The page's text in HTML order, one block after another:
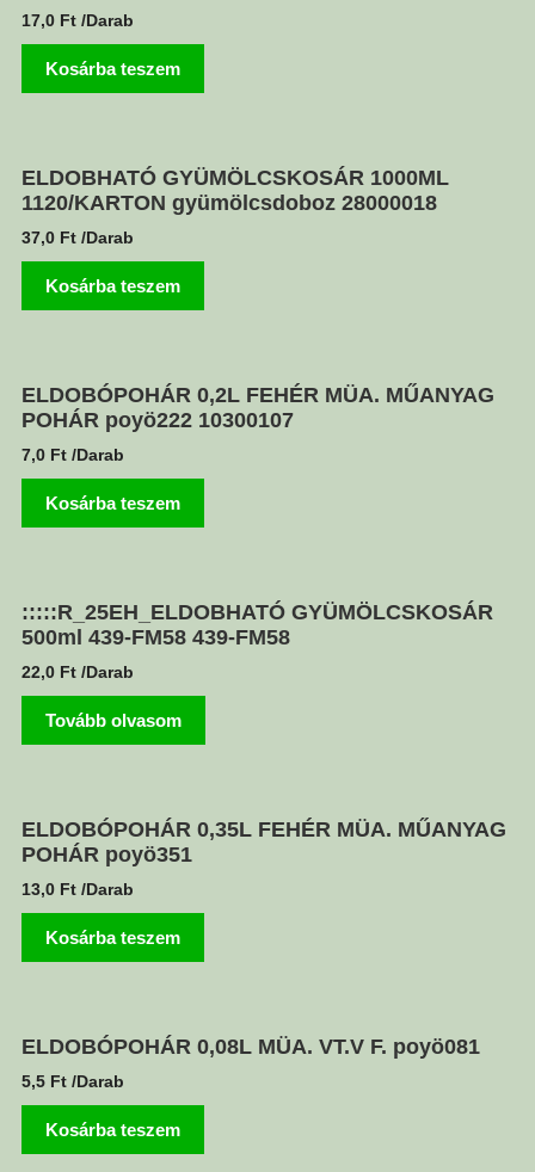
17,0 Ft /Darab
Kosárba teszem
ELDOBHATÓ GYÜMÖLCSKOSÁR 1000ML
1120/KARTON gyümölcsdoboz 28000018
37,0 Ft /Darab
Kosárba teszem
ELDOBÓPOHÁR 0,2L FEHÉR MÜA. MŰANYAG
POHÁR poyö222 10300107
7,0 Ft /Darab
Kosárba teszem
:::::R_25EH_ELDOBHATÓ GYÜMÖLCSKOSÁR
500ml 439-FM58 439-FM58
22,0 Ft /Darab
Tovább olvasom
ELDOBÓPOHÁR 0,35L FEHÉR MÜA. MŰANYAG
POHÁR poyö351
13,0 Ft /Darab
Kosárba teszem
ELDOBÓPOHÁR 0,08L MÜA. VT.V F. poyö081
5,5 Ft /Darab
Kosárba teszem